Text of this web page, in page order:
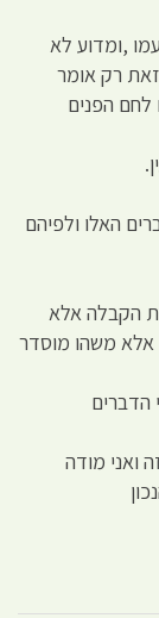
,ומדוע לא
רק אומר
לחם הפנים
האלו ולפיהם
הקבלה אלא
אלא משהו מוסדר
הדברים
ואני מודה